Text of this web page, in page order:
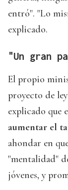
entró". "Lo
explicado.
"Un gran
El propio
proyecto de
explicado que
aumentar el
ahondar en
"mentalidad"
jóvenes, y